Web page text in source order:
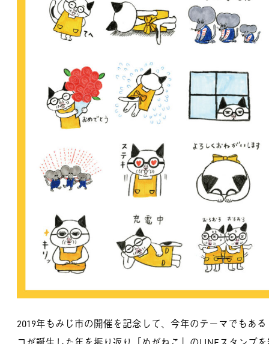
2019年もみじ市の開催を記念して、今年のテーマでもあ